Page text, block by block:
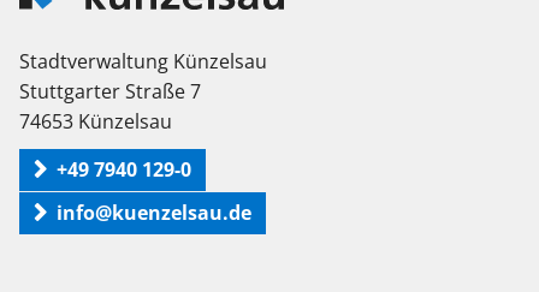
Stadtverwaltung Künzelsau
Stuttgarter Straße 7
74653 Künzelsau
+49 7940 129-0
info@kuenzelsau.de